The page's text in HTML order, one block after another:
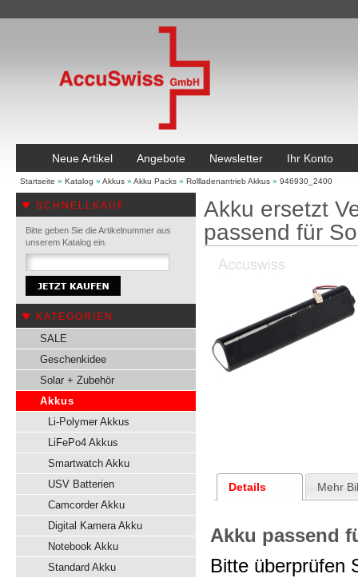
Neue Artikel Angebote Newsletter Ihr Konto
Startseite » Katalog » Akkus » Akku Packs » Rollladenantrieb Akkus » 946930_2400
SCHNELLKAUF
Bitte geben Sie die Artikelnummer aus
unserem Katalog ein.
KATEGORIEN
SALE
Geschenkidee
Solar + Zubehör
Akkus
Li-Polymer Akkus
LiFePo4 Akkus
Smartwatch Akku
USV Batterien
Camcorder Akku
Digital Kamera Akku
Notebook Akku
Standard Akku
Akku ersetzt
passend für
Details Mehr
Akku passend
Bitte überprüfen